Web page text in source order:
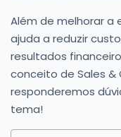
Além de melhorar a
ajuda a reduzir
resultados
conceito de Sales &
responderemos
tema!